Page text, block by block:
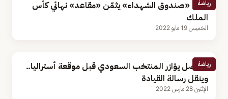
رياضة
أمين «صندوق الشهداء» يثمّن «مقاعد» نهائي كأس
الملك
الخميس 19 مايو 2022
رياضة
الفيصل يؤازر المنتخب السعودي قبل موقعة أستراليا..
وينقل رسالة القيادة
الإثنين 28 مارس 2022